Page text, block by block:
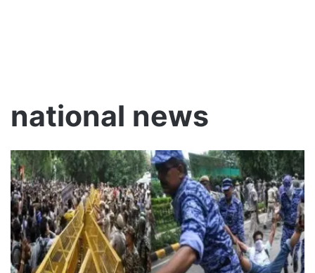
national news